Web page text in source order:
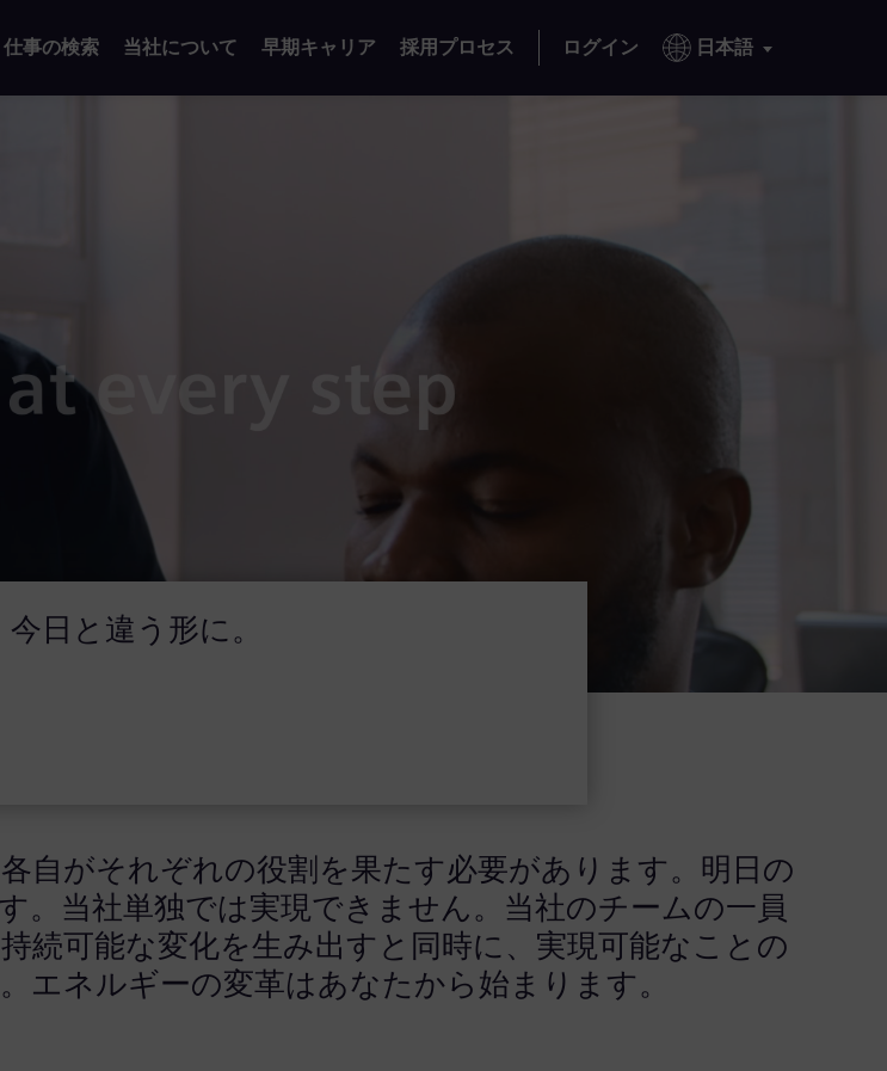
仕事の検索 当社について 早期キャリア 採用プロセス ログイン 日本語
今日と違う形に。
自がそれぞれの役割を果たす必要があります。明日の
。当社単独では実現できません。当社のチームの一員
続可能な変化を生み出すと同時に、実現可能なことの
エネルギーの変革はあなたから始まります。